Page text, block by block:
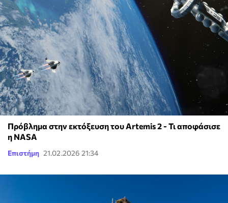
Πρόβλημα στην εκτόξευση του Artemis 2 - Τι αποφάσισε
η NASA
Επιστήμη 21.02.2026 21:34